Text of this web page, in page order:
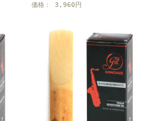
価格： 3,960円